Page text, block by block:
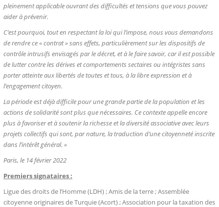
pleinement applicable ouvrant des difficultés et tensions que vous pouvez
aider à prévenir.
C’est pourquoi, tout en respectant la loi qui l’impose, nous vous demandons
de rendre ce « contrat » sans effets, particulièrement sur les dispositifs de
contrôle intrusifs envisagés par le décret, et à le faire savoir, car il est possible
de lutter contre les dérives et comportements sectaires ou intégristes sans
porter atteinte aux libertés de toutes et tous, à la libre expression et à
l’engagement citoyen.
La période est déjà difficile pour une grande partie de la population et les
actions de solidarité sont plus que nécessaires. Ce contexte appelle encore
plus à favoriser et à soutenir la richesse et la diversité associative avec leurs
projets collectifs qui sont, par nature, la traduction d’une citoyenneté inscrite
dans l’intérêt général. »
Paris, le 14 février 2022
Premiers signataires :
Ligue des droits de l’Homme (LDH) ; Amis de la terre ; Assemblée
citoyenne originaires de Turquie (Acort) ; Association pour la taxation des